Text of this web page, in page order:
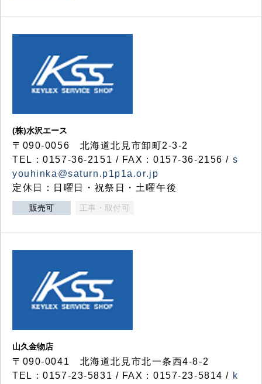
(株)水沢エース
〒090-0056 北海道北見市卸町2-3-2
TEL：0157-36-2151 / FAX：0157-36-2156 / s
youhinka@saturn.p1p1a.or.jp
定休日：日曜日・祝祭日・土曜午後
販売可 工事・取付可
山久金物店
〒090-0041 北海道北見市北一条西4-8-2
TEL：0157-23-5831 / FAX：0157-23-5814 / k